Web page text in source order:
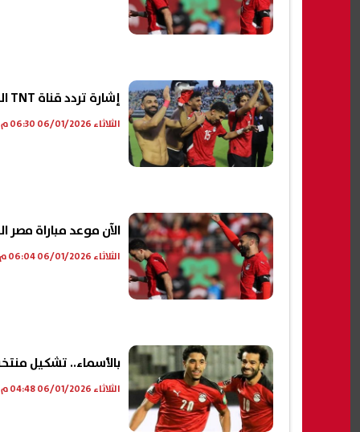
إشارة تردد قناة TNT المغربية وقناة الجزائرية الأرضية لمشاهدة مباراة منتخب مصر القادمة
الثلاثاء 06/01/2026 06:30 م
الآن موعد مباراة مصر
الثلاثاء 06/01/2026 06:04 م
بالأسماء.. تشكيل
الثلاثاء 06/01/2026 04:48 م